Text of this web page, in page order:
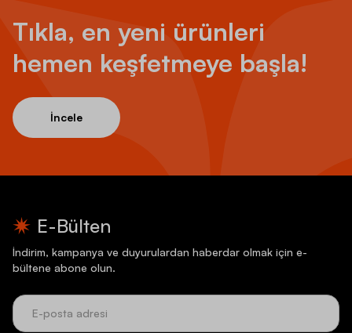
Tıkla, en yeni ürünleri
hemen keşfetmeye başla!
İncele
E-Bülten
İndirim, kampanya ve duyurulardan haberdar olmak için e-
bültene abone olun.